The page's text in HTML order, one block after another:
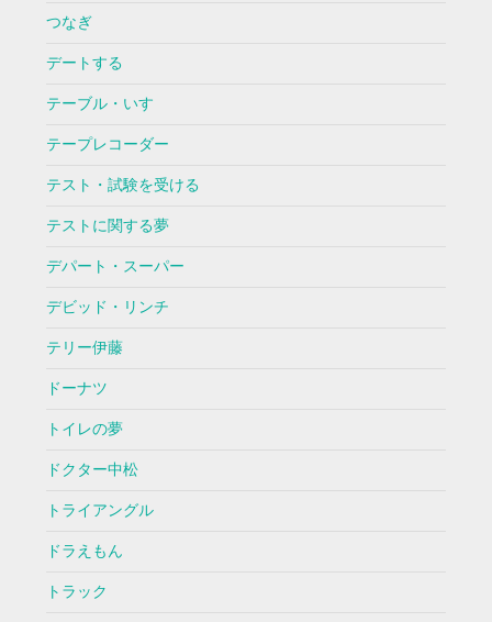
つなぎ
デートする
テーブル・いす
テープレコーダー
テスト・試験を受ける
テストに関する夢
デパート・スーパー
デビッド・リンチ
テリー伊藤
ドーナツ
トイレの夢
ドクター中松
トライアングル
ドラえもん
トラック